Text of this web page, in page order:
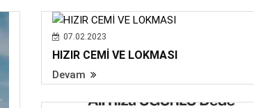
07.02.2023
HIZIR CEMİ VE LOKMASI
Devam